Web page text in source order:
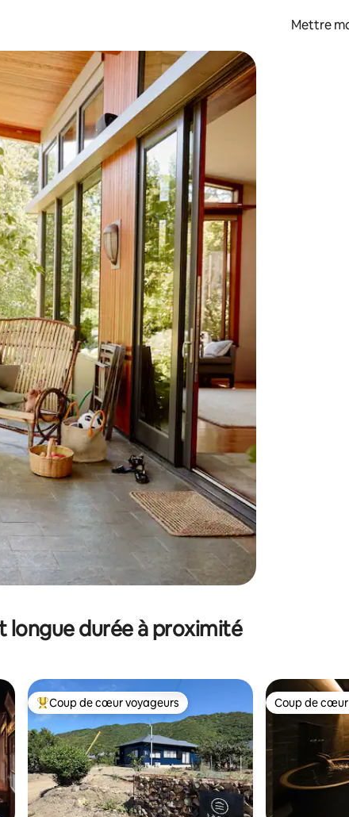
Mettre
parcourir ou en appuyant et en faisant glisser.
longue durée à proximité
Coups de cœur voyageurs les plus appréciés
Coup de cœur voyageurs Coup de
Coup de